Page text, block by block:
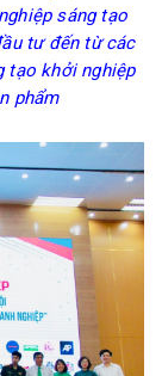
sáng tạo
tư đến từ các
tạo khởi nghiệp
phẩm